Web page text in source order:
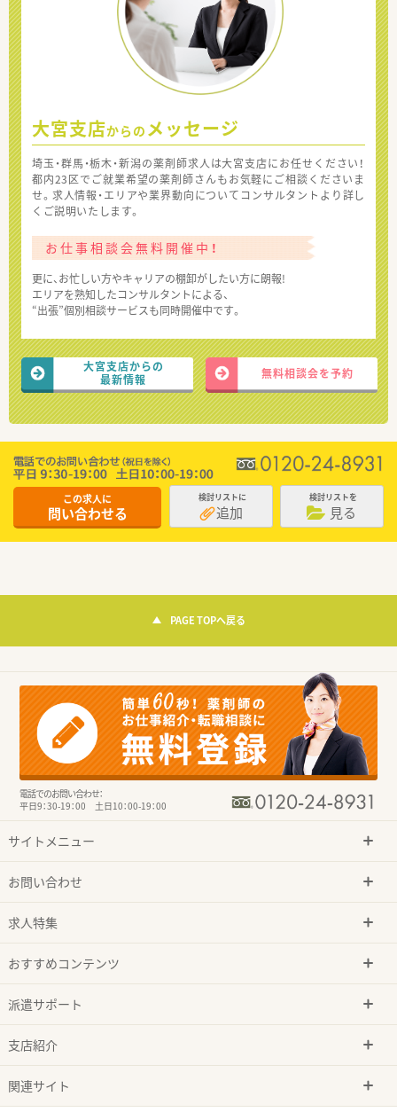
大宮支店からの メッセージ
埼玉・群馬・栃木・新潟の薬剤師求人は大宮支店にお任せください！
都内23区でご就業希望の薬剤師さんもお気軽にご相談くださいま
せ。求人情報・エリアや業界動向についてコンサルタントより詳し
くご説明いたします。
お仕事相談会無料開催中！
更に、お忙しい方やキャリアの棚卸がしたい方に朗報!
エリアを熟知したコンサルタントによる、
“出張”個別相談サービスも同時開催中です。
大宮支店からの
最新情報
無料相談会を予約
この求人に
問い合わせる
検討リストに
追加
検討リストを
見る
PAGE TOPへ戻る
電話でのお問い合わせ：
平日9：30-19：00 土日10：00-19：00
サイトメニュー
お問い合わせ
求人特集
おすすめコンテンツ
派遣サポート
支店紹介
関連サイト